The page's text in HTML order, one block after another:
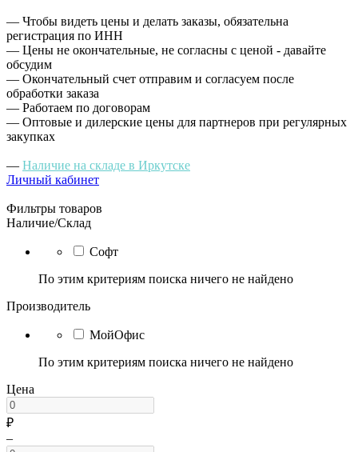
— Чтобы видеть цены и делать заказы, обязательна
регистрация по ИНН
— Цены не окончательные, не согласны с ценой - давайте
обсудим
— Окончательный счет отправим и согласуем после
обработки заказа
— Работаем по договорам
— Оптовые и дилерские цены для партнеров при регулярных
закупках
— Наличие на складе в Иркутске
Личный кабинет
Фильтры товаров
Наличие/Склад
Софт
По этим критериям поиска ничего не найдено
Производитель
МойОфис
По этим критериям поиска ничего не найдено
Цена
₽
–